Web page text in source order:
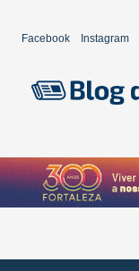
Facebook Instagram